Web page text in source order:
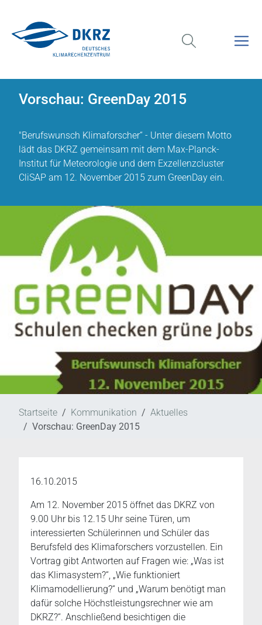
Vorschau: GreenDay 2015
"Berufswunsch Klimaforscher“ - Unter diesem Motto
lädt das DKRZ gemeinsam mit dem Max-Planck-
Institut für Meteorologie und dem Exzellenzcluster
CliSAP am 12. November 2015 zum GreenDay ein.
Startseite Kommunikation
Aktuelles
Vorschau: GreenDay 2015
16.10.2015
Am 12. November 2015 öffnet das DKRZ von
9.00 Uhr bis 12.15 Uhr seine Türen, um
interessierten Schülerinnen und Schüler das
Berufsfeld des Klimaforschers vorzustellen. Ein
Vortrag gibt Antworten auf Fragen wie: „Was ist
das Klimasystem?“, „Wie funktioniert
Klimamodellierung?“ und „Warum benötigt man
dafür solche Höchstleistungsrechner wie am
DKRZ?“. Anschließend besichtigen die